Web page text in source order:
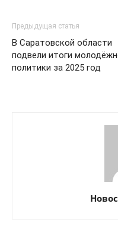
Предыдущая статья
В Саратовской области
подвели итоги
политики за 2025 год